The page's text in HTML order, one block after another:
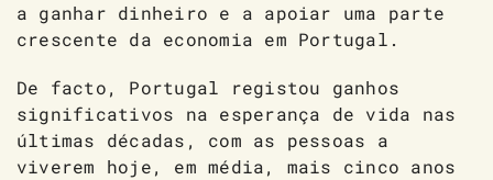
a ganhar dinheiro e a apoiar uma parte
crescente da economia em Portugal.
De facto, Portugal registou ganhos
significativos na esperança de vida nas
últimas décadas, com as pessoas a
viverem hoje, em média, mais cinco anos